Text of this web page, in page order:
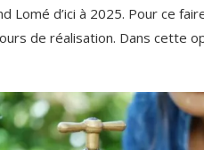
Lomé d’ici à 2025. Pour ce
de réalisation. Dans cette